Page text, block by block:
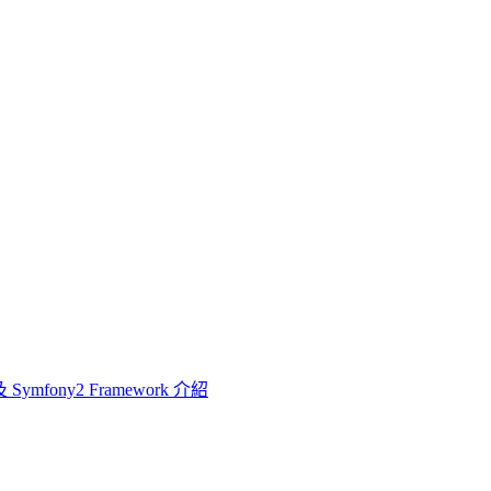
Symfony2 Framework 介紹